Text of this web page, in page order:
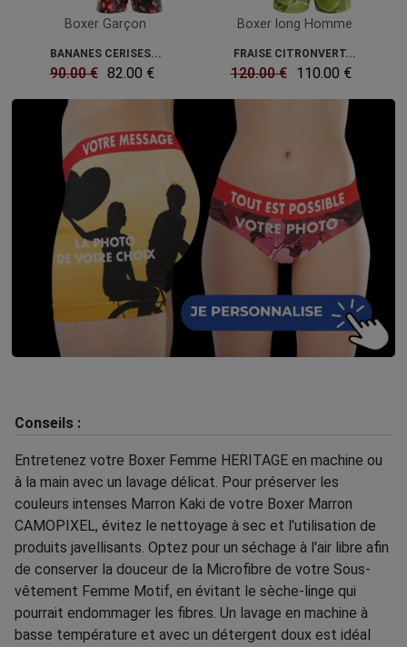
Boxer Garçon
BANANES CERISES...
90.00 € 82.00 €
Boxer long Homme
FRAISE CITRONVERT...
120.00 € 110.00 €
Conseils :
Entretenez votre Boxer Femme HERITAGE en machine ou
à la main avec un lavage délicat. Pour préserver les
couleurs intenses Marron Kaki de votre Boxer Marron
CAMOPIXEL, évitez le nettoyage à sec et l'utilisation de
produits javellisants. Optez pour un séchage à l'air libre afin
de conserver la douceur de la Microfibre de votre Sous-
vêtement Femme Motif, en évitant le sèche-linge qui
pourrait endommager les fibres. Un lavage en machine à
basse température et avec un détergent doux est idéal